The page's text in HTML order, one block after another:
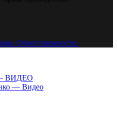
Ответственности.
ВИДЕО
— Видео